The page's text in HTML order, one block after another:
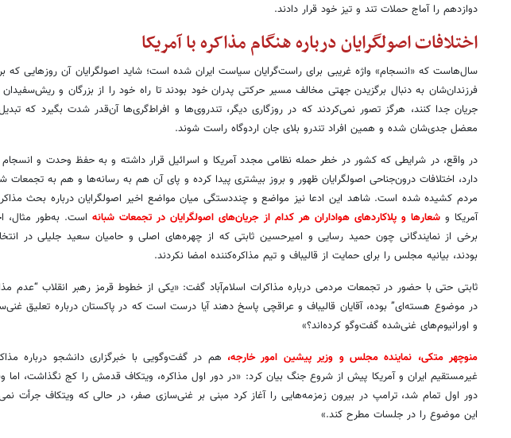
دوازدهم را آماج حملات تند و تیز خود قرار دادند.
اختلافات اصولگرایان درباره هنگام مذاکره با آمریکا
سال‌هاست که «انسجام» واژه غریبی برای راست‌گرایان سیاست ایران شده است؛ شاید اصولگرایان آن روزهایی که
فرزندان‌شان به دنبال برگزیدن جهتی مخالف مسیر حرکتی پدران خود بودند تا راه خود را از بزرگان و ریش‌سفیدان
جریان جدا کنند، هرگز تصور نمی‌کردند که در روزگاری دیگر، تندروی‌ها و افراط‌گری‌ها آن‌قدر شدت بگیرد که
معضل جدی‌شان شده و همین افراد تندرو بلای جان اردوگاه راست شوند.
در واقع، در شرایطی که کشور در خطر حمله نظامی مجدد آمریکا و اسرائیل قرار داشته و به حفظ وحدت و انسجام
دارد، اختلافات درون‌جناحی اصولگرایان ظهور و بروز بیشتری پیدا کرده و پای آن هم به رسانه‌ها و هم به تجمعات
مردم کشیده شده است. شاهد این ادعا نیز مواضع و چنددستگی میان مواضع اخیر اصولگرایان درباره بحث
آمریکا وشعارها و پلاکاردهای هواداران هر کدام از جریان‌های اصولگرایان در تجمعات شبانهاست. به‌طور مثال،
برخی از نمایندگانی چون حمید رسایی و امیرحسین ثابتی که از چهره‌های اصلی و حامیان سعید جلیلی در
بودند، بیانیه مجلس را برای حمایت از قالیباف و تیم مذاکره‌کننده امضا نکردند.
ثابتی حتی با حضور در تجمعات مردمی درباره مذاکرات اسلام‌آباد گفت: «یکی از خطوط قرمز رهبر انقلاب “عدم
در موضوع هسته‌ای” بوده، آقایان قالیباف و عراقچی پاسخ دهند آیا درست است که در پاکستان درباره تعلیق
و اورانیوم‌های غنی‌شده گفت‌وگو کرده‌اند؟»
منوچهر متکی، نماینده مجلس و وزیر پیشین امور خارجه، هم در گفت‌وگویی با خبرگزاری دانشجو درباره
غیرمستقیم ایران و آمریکا پیش از شروع جنگ بیان کرد: «در دور اول مذاکره، ویتکاف قدمش را کج نگذاشت، اما
دور اول تمام شد، ترامپ در بیرون زمزمه‌هایی را آغاز کرد مبنی بر غنی‌سازی صفر، در حالی که ویتکاف جرأت
این موضوع را در جلسات مطرح کند.»